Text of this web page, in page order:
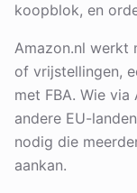
koopblok, en
Amazon.nl werkt
of vrijstellingen,
met FBA. Wie
andere EU-
nodig die
aankan.